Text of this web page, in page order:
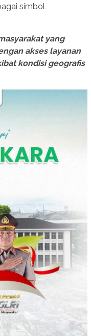
simbol
yang
akses layanan
kondisi geografis